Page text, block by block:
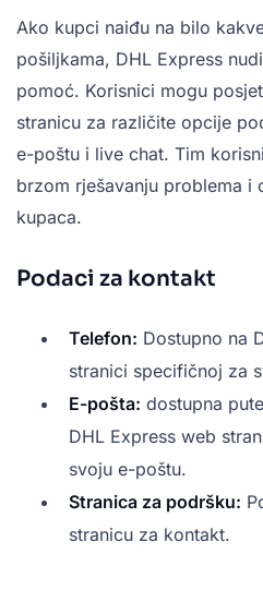
Ako kupci naiđu na bilo
pošiljkama, DHL Express
pomoć. Korisnici mogu
stranicu za različite opcije
e-poštu i live chat. Tim
brzom rješavanju problema i
kupaca.
Podaci za kontakt
Telefon: Dostupno na
stranici specifičnoj za
E-pošta: dostupna
DHL Express web
svoju e-poštu.
Stranica za podršku:
stranicu za kontakt.